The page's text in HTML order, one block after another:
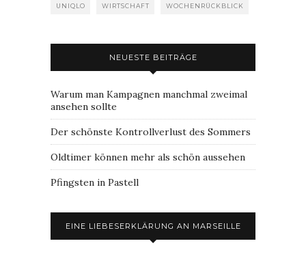
UNIQLO WIRTSCHAFT WOCHENRÜCKBLICK
NEUESTE BEITRÄGE
Warum man Kampagnen manchmal zweimal
ansehen sollte
Der schönste Kontrollverlust des Sommers
Oldtimer können mehr als schön aussehen
Pfingsten in Pastell
EINE LIEBESERKLÄRUNG AN MARSEILLE